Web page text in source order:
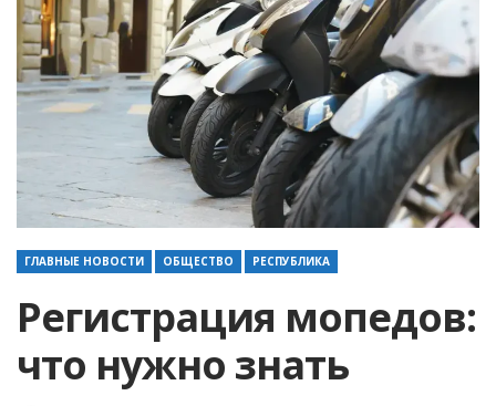
ГЛАВНЫЕ НОВОСТИ ОБЩЕСТВО РЕСПУБЛИКА
Регистрация мопедов:
что нужно знать